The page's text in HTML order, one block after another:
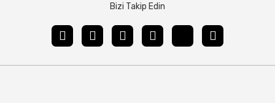
Bizi Takip Edin